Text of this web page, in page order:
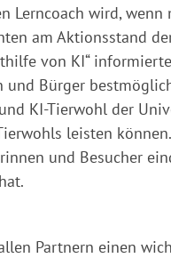
Lerncoach wird, wenn
am Aktionsstand
von KI“
Bürger
KI-Tierwohl der
leisten
und Besucher
Partnern einen